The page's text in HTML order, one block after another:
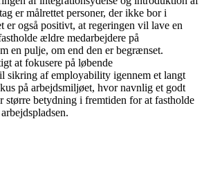
er målrettet personer, der ikke bor i
er også positivt, at regeringen vil lave en
ældre medarbejdere på
en pulje, om end den er begrænset.
at fokusere på løbende
sikring af employability igennem et langt
på arbejdsmiljøet, hvor navnlig et godt
større betydning i fremtiden for at fastholde